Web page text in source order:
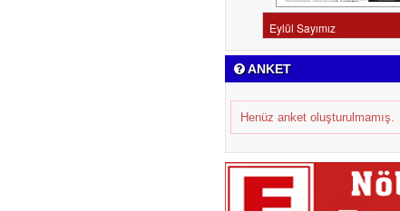
ANKET
Henüz anket oluşturulmamış.